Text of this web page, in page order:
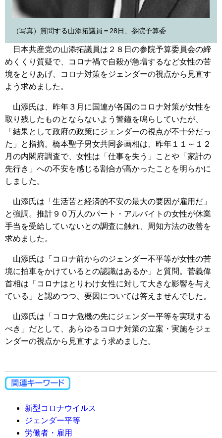
（写真）質問する山添拓議員＝28日、参院予算委
日本共産党の山添拓議員は２８日の参院予算委員会の締
めくくり質疑で、コロナ禍で自殺が急増するなど女性の苦
境をとりあげ、コロナ対策をジェンダーの視点から見直す
よう求めました。
山添氏は、昨年３月に国連が各国のコロナ対策が女性を
取り残したものとならないよう警鐘を鳴らしていたが、
「結果として政府の政策にジェンダーの視点が不十分だっ
た」と指摘。橋本聖子男女共同参画相は、昨年１１～１２
月の内閣府調査で、女性は「仕事を失う」ことや「家計の
先行き」への不安を感じる割合が高かったことを明らかに
しました。
山添氏は「生活苦と経済的不安の最大の要因が雇用だ」
と強調。推計９０万人のパート・アルバイトの女性が休業
手当を受給していないとの調査に触れ、周知方法の改善を
求めました。
山添氏は「コロナ前からのジェンダー不平等が女性の苦
境に拍車をかけているとの認識はあるか」と質問。菅義偉
首相は「コロナはとりわけ女性に対して大きな影響を与え
ている」と認めつつ、要因については答えませんでした。
山添氏は「コロナ危機の先にジェンダー平等を実現する
べき」だとして、あらゆるコロナ対策の立案・実施をジェ
ンダーの視点から見直すよう求めました。
新型コロナウイルス
ジェンダー平等
労働者・雇用